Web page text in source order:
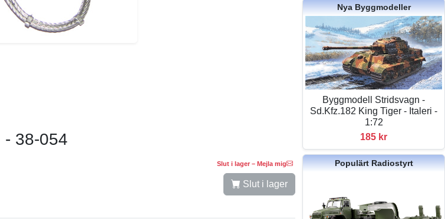
- 38-054
Slut i lager – Mejla mig
Slut i lager
Nya Byggmodeller
Byggmodell Stridsvagn -
Sd.Kfz.182 King Tiger - Italeri -
1:72
185 kr
Populärt Radiostyrt